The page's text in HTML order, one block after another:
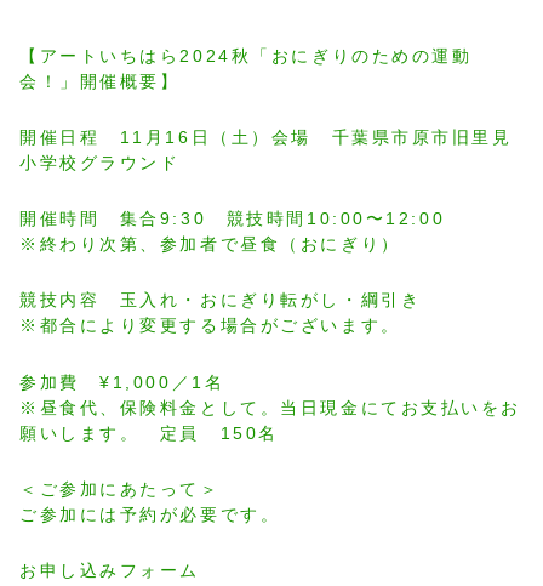
【アートいちはら2024秋「おにぎりのための運動
会！」開催概要】
開催日程 11月16日（土）会場 千葉県市原市旧里見
小学校グラウンド
開催時間 集合9:30 競技時間10:00〜12:00
※終わり次第、参加者で昼食（おにぎり）
競技内容 玉入れ・おにぎり転がし・綱引き
※都合により変更する場合がございます。
参加費 ¥1,000／1名
※昼食代、保険料金として。当日現金にてお支払いをお
願いします。 定員 150名
＜ご参加にあたって＞
ご参加には予約が必要です。
お申し込みフォーム